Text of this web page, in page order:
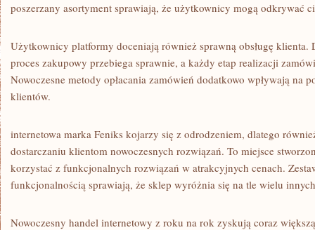
poszerzany asortyment sprawiają, że użytkownicy mogą odkrywać
Użytkownicy platformy doceniają również sprawną obsługę
proces zakupowy przebiega sprawnie, a każdy etap realizacji
Nowoczesne metody opłacania zamówień dodatkowo wpływają na
klientów.
internetowa marka Feniks kojarzy się z odrodzeniem, dlatego
dostarczaniu klientom nowoczesnych rozwiązań. To miejsce
korzystać z funkcjonalnych rozwiązań w atrakcyjnych cenach.
funkcjonalnością sprawiają, że sklep wyróżnia się na tle wielu
Nowoczesny handel internetowy z roku na rok zyskują coraz